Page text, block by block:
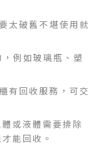
太破舊不堪使用就
例如玻璃瓶、塑
有回收服務，可交
或液體需要排除
能回收。